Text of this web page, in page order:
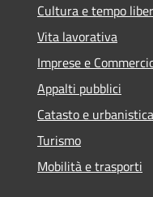
Cultura e tempo
Vita lavorativa
Imprese e
Appalti pubblici
Catasto e urbanistica
Turismo
Mobilità e trasporti